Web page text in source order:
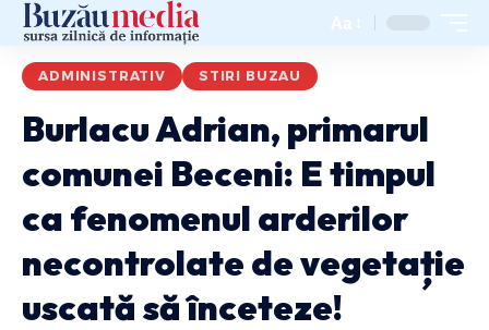
Aa
ADMINISTRATIV STIRI BUZAU
Burlacu Adrian, primarul
comunei Beceni: E timpul
ca fenomenul arderilor
necontrolate de vegetație
uscată să înceteze!